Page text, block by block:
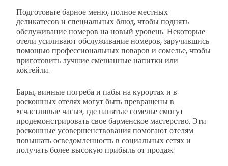
Подготовьте барное меню, полное местных
деликатесов и специальных блюд, чтобы поднять
обслуживание номеров на новый уровень. Некоторые
отели усиливают обслуживание номеров, заручившись
помощью профессиональных поваров и сомелье, чтобы
приготовить лучшие смешанные напитки или
коктейли.
Бары, винные погреба и пабы на курортах и в
роскошных отелях могут быть превращены в
«счастливые часы», где нанятые сомелье смогут
продемонстрировать свое барменское мастерство. Эти
роскошные усовершенствования помогают отелям
повышать осведомленность в социальных сетях и
получать более высокую прибыль от продаж.